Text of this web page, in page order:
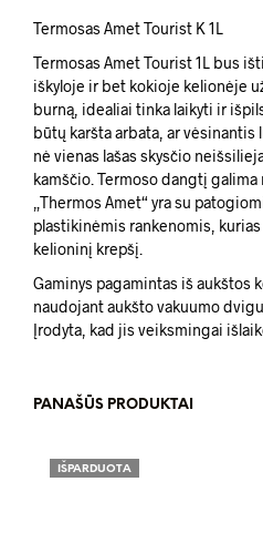
Termosas Amet Tourist K 1L
Termosas Amet Tourist 1L bus
iškyloje ir bet kokioje kelionėje
burną, idealiai tinka laikyti ir
būtų karšta arbata, ar vėsinantis
nė vienas lašas skysčio
kamščio. Termoso dangtį
„Thermos Amet“ yra su
plastikinėmis rankenomis,
kelioninį krepšį.
Gaminys pagamintas iš aukštos
naudojant aukšto vakuumo
Įrodyta, kad jis veiksmingai
PANAŠŪS PRODUKTAI
IŠPARDUOTA